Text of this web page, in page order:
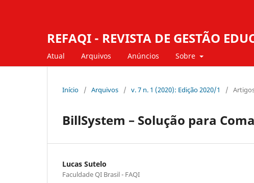
REFAQI - REVISTA DE GESTÃO
Atual Arquivos Anúncios Sobre
Início / Arquivos / v. 7 n. 1 (2020): Edição 2020/1 /
BillSystem – Solução para
Lucas Sutelo
Faculdade QI Brasil - FAQI